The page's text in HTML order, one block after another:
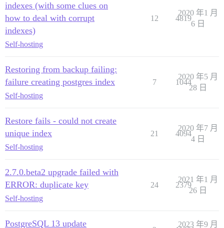
indexes (with some clues on
how to deal with corrupt
indexes)
Self-hosting
12 4819
2020 年1 月
6 日
Restoring from backup failing:
failure creating postgres index
Self-hosting
7 1044
2020 年5 月
28 日
Restore fails - could not create
unique index
Self-hosting
21 4094
2020 年7 月
4 日
2.7.0.beta2 upgrade failed with
ERROR: duplicate key
Self-hosting
24 2379
2021 年1 月
26 日
PostgreSQL 13 update 2023 年9 月